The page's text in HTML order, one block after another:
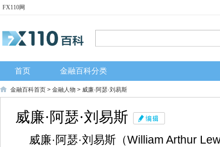
FX110网
首页 金融百科分类
金融百科首页 > 金融人物 > 威廉·阿瑟·刘易斯
威廉·阿瑟·刘易斯
威廉·阿瑟·刘易斯（William Arthur